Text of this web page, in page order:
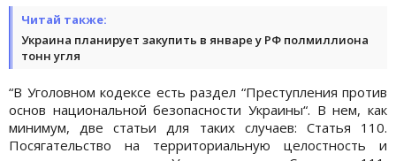
Читай также:
Украина планирует закупить в январе у РФ полмиллиона
тонн угля
“В Уголовном кодексе есть раздел “Преступления против
основ национальной безопасности Украины“. В нем, как
минимум, две статьи для таких случаев: Статья 110.
Посягательство на территориальную целостность и